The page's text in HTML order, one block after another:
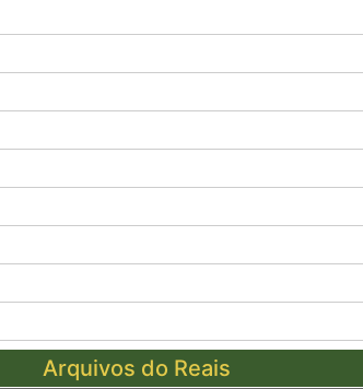
Arquivos do Reais